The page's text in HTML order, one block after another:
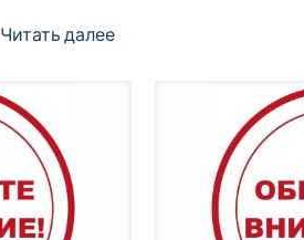
Читать далее